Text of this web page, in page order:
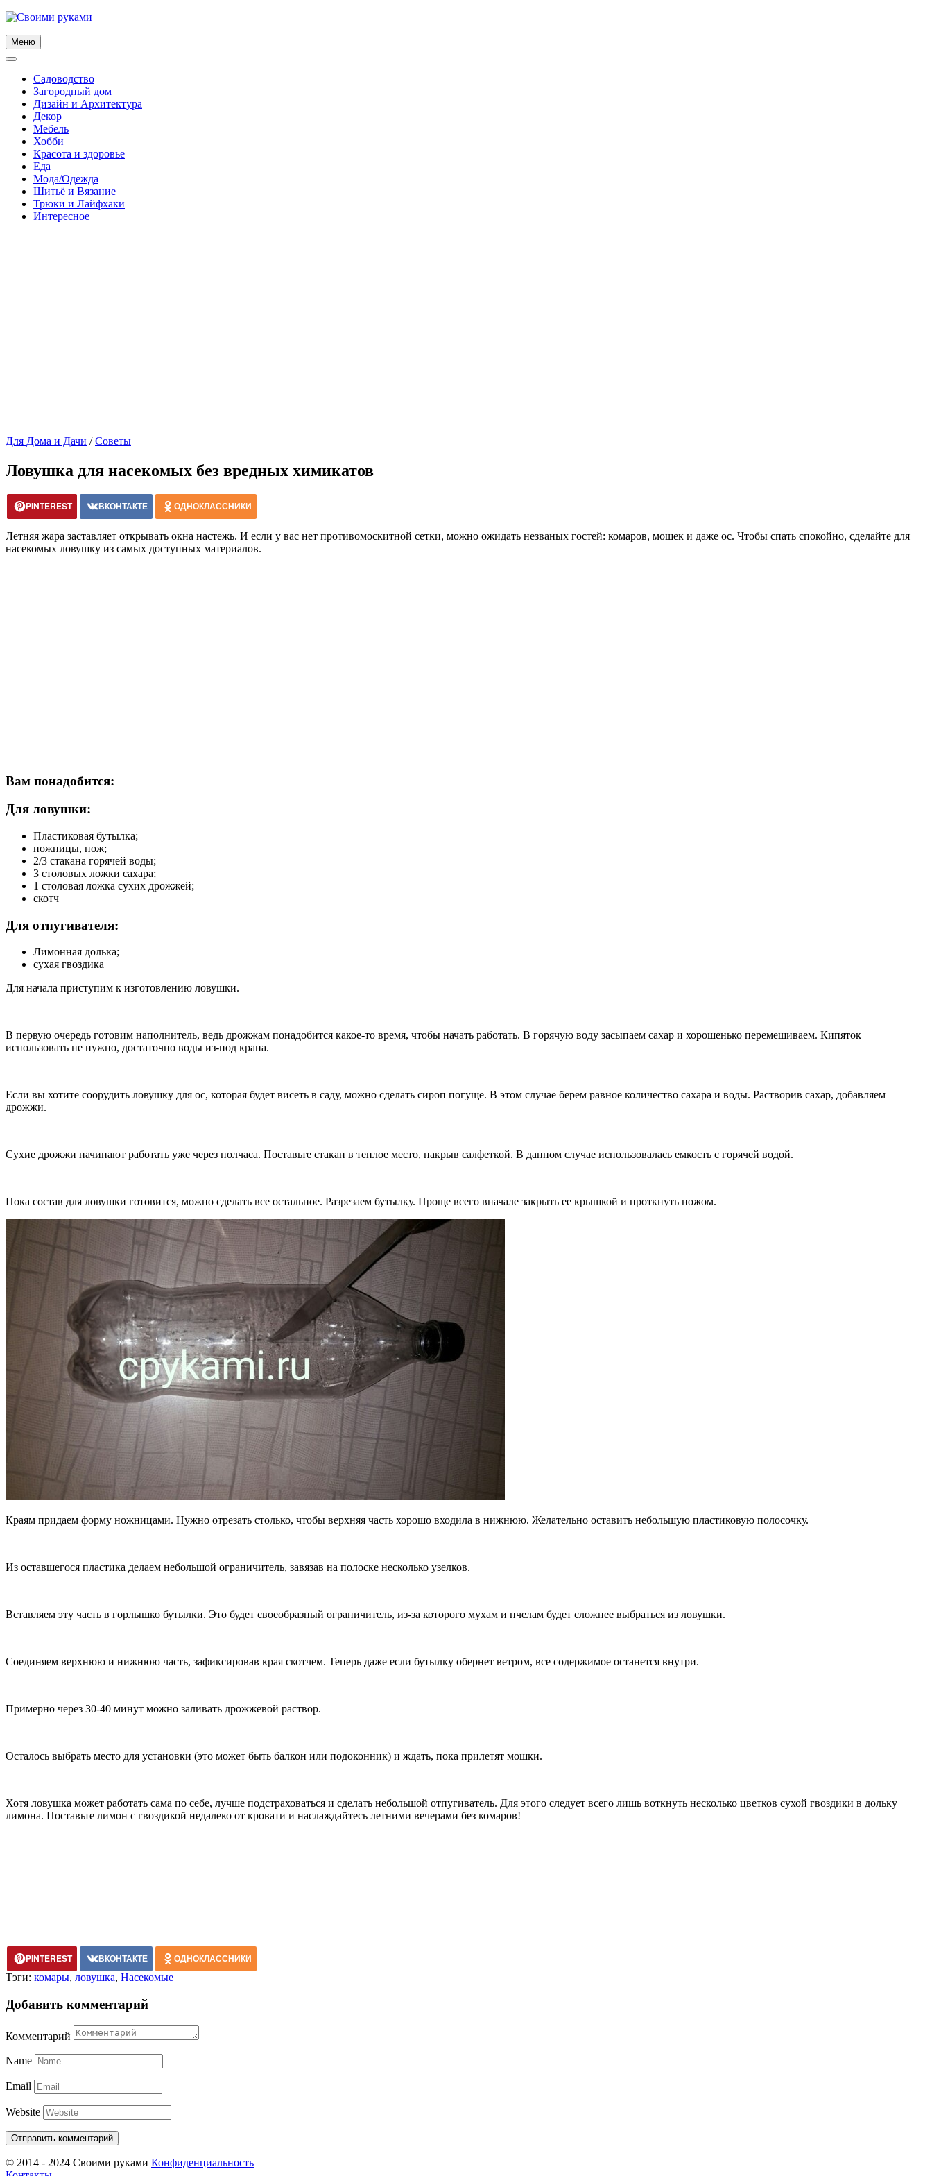
Skip
content
Меню
Садоводство
Загородный дом
Дизайн и Архитектура
Декор
Мебель
Хобби
Красота и здоровье
Еда
Мода/Одежда
Шитьё и Вязание
Трюки и Лайфхаки
Интересное
Для Дома и Дачи /Советы
Ловушка для насекомых без вредных химикатов
PINTEREST ВКОНТАКТЕ ОДНОКЛАССНИКИ
Летняя жара заставляет открывать окна настежь. И если у вас нет противомоскитной сетки, можно ожидать незваных гостей: комаров, мошек и даже ос. Чтобы спать спокойно, сделайте для
насекомых ловушку из самых доступных материалов.
Вам понадобится:
Для ловушки:
Пластиковая бутылка;
ножницы, нож;
2/3 стакана горячей воды;
3 столовых ложки сахара;
1 столовая ложка сухих дрожжей;
скотч
Для отпугивателя:
Лимонная долька;
сухая гвоздика
Для начала приступим к изготовлению ловушки.
В первую очередь готовим наполнитель, ведь дрожжам понадобится какое-то время, чтобы начать работать. В горячую воду засыпаем сахар и хорошенько перемешиваем. Кипяток
использовать не нужно, достаточно воды из-под крана.
Если вы хотите соорудить ловушку для ос, которая будет висеть в саду, можно сделать сироп погуще. В этом случае берем равное количество сахара и воды. Растворив сахар, добавляем
дрожжи.
Сухие дрожжи начинают работать уже через полчаса. Поставьте стакан в теплое место, накрыв салфеткой. В данном случае использовалась емкость с горячей водой.
Пока состав для ловушки готовится, можно сделать все остальное. Разрезаем бутылку. Проще всего вначале закрыть ее крышкой и проткнуть ножом.
Краям придаем форму ножницами. Нужно отрезать столько, чтобы верхняя часть хорошо входила в нижнюю. Желательно оставить небольшую пластиковую полосочку.
Из оставшегося пластика делаем небольшой ограничитель, завязав на полоске несколько узелков.
Вставляем эту часть в горлышко бутылки. Это будет своеобразный ограничитель, из-за которого мухам и пчелам будет сложнее выбраться из ловушки.
Соединяем верхнюю и нижнюю часть, зафиксировав края скотчем. Теперь даже если бутылку обернет ветром, все содержимое останется внутри.
Примерно через 30-40 минут можно заливать дрожжевой раствор.
Осталось выбрать место для установки (это может быть балкон или подоконник) и ждать, пока прилетят мошки.
Хотя ловушка может работать сама по себе, лучше подстраховаться и сделать небольшой отпугиватель. Для этого следует всего лишь воткнуть несколько цветков сухой гвоздики в дольку
лимона. Поставьте лимон с гвоздикой недалеко от кровати и наслаждайтесь летними вечерами без комаров!
PINTEREST ВКОНТАКТЕ ОДНОКЛАССНИКИ
Тэги: комары, ловушка, Насекомые
Добавить комментарий
Комментарий
Name
Email
Website
© 2014 - 2024 Своими руками Конфиденциальность